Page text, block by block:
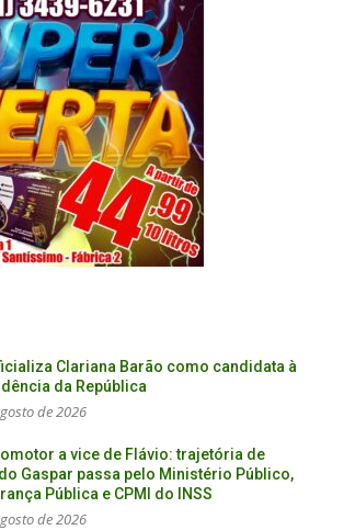
Clariana Barão como candidata à
da República
de 2026
a vice de Flávio: trajetória de
Gaspar passa pelo Ministério Público,
Pública e CPMI do INSS
de 2026